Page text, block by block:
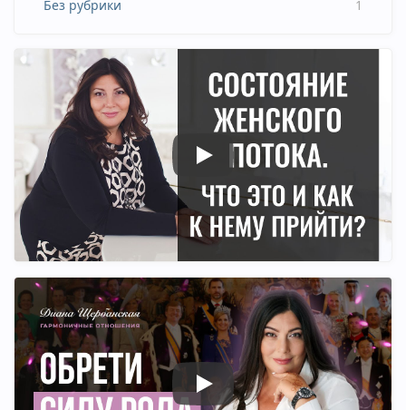
Без рубрики
1